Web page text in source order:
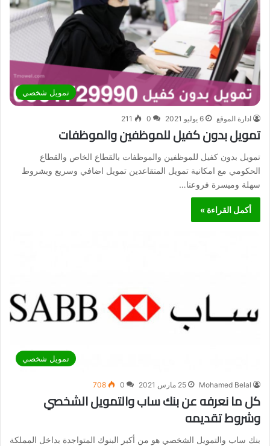
تمويل شخصي
ادارة الموقع 6 يوليو 2021 0
211
تمويل بدون كفيل للموظفين والموظفات
تمويل بدون كفيل للموظفين والموظفات بالقطاع الخاص والقطاع
الحكومي مع امكانية تمويل المتقاعدين تمويل اضافي وسريع وبشروط
سهلة وميسرة فروعنا…
أكمل القراءة »
تمويل شخصي
Mohamed Belal 25 مارس 2021 0
708
كل ما نعرفه عن بنك ساب والتمويل الشخصي
وشروط تقديمه
بنك ساب والتمويل الشخصي هو من أكبر البنوك المتواجدة بداخل المملكة